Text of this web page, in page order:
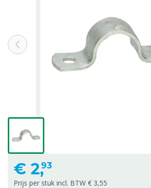
€ 2,93
Prijs per stuk incl. BTW € 3,55